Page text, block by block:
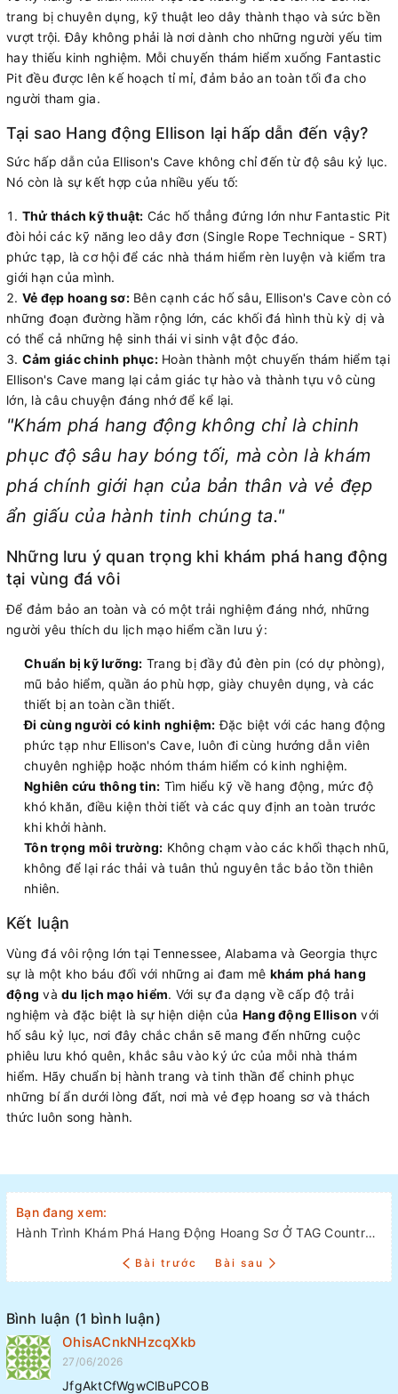
trang bị chuyên dụng, kỹ thuật leo dây thành thạo và sức bền
vượt trội. Đây không phải là nơi dành cho những người yếu tim
hay thiếu kinh nghiệm. Mỗi chuyến thám hiểm xuống Fantastic
Pit đều được lên kế hoạch tỉ mỉ, đảm bảo an toàn tối đa cho
người tham gia.
Tại sao Hang động Ellison lại hấp dẫn đến vậy?
Sức hấp dẫn của Ellison's Cave không chỉ đến từ độ sâu kỷ lục.
Nó còn là sự kết hợp của nhiều yếu tố:
Thử thách kỹ thuật: Các hố thẳng đứng lớn như Fantastic Pit
đòi hỏi các kỹ năng leo dây đơn (Single Rope Technique - SRT)
phức tạp, là cơ hội để các nhà thám hiểm rèn luyện và kiểm tra
giới hạn của mình.
Vẻ đẹp hoang sơ:Bên cạnh các hố sâu, Ellison's Cave còn có
những đoạn đường hầm rộng lớn, các khối đá hình thù kỳ dị và
có thể cả những hệ sinh thái vi sinh vật độc đáo.
Cảm giác chinh phục:Hoàn thành một chuyến thám hiểm tại
Ellison's Cave mang lại cảm giác tự hào và thành tựu vô cùng
lớn, là câu chuyện đáng nhớ để kể lại.
"Khám phá hang động không chỉ là chinh
phục độ sâu hay bóng tối, mà còn là khám
phá chính giới hạn của bản thân và vẻ đẹp
ẩn giấu của hành tinh chúng ta."
Những lưu ý quan trọng khi khám phá hang động
tại vùng đá vôi
Để đảm bảo an toàn và có một trải nghiệm đáng nhớ, những
người yêu thích du lịch mạo hiểm cần lưu ý:
Chuẩn bị kỹ lưỡng: Trang bị đầy đủ đèn pin (có dự phòng),
mũ bảo hiểm, quần áo phù hợp, giày chuyên dụng, và các
thiết bị an toàn cần thiết.
Đi cùng người có kinh nghiệm: Đặc biệt với các hang động
phức tạp như Ellison's Cave, luôn đi cùng hướng dẫn viên
chuyên nghiệp hoặc nhóm thám hiểm có kinh nghiệm.
Nghiên cứu thông tin: Tìm hiểu kỹ về hang động, mức độ
khó khăn, điều kiện thời tiết và các quy định an toàn trước
khi khởi hành.
Tôn trọng môi trường: Không chạm vào các khối thạch nhũ,
không để lại rác thải và tuân thủ nguyên tắc bảo tồn thiên
nhiên.
Kết luận
Vùng đá vôi rộng lớn tại Tennessee, Alabama và Georgia thực
sự là một kho báu đối với những ai đam mê khám phá hang
động và du lịch mạo hiểm. Với sự đa dạng về cấp độ trải
nghiệm và đặc biệt là sự hiện diện của Hang động Ellison với
hố sâu kỷ lục, nơi đây chắc chắn sẽ mang đến những cuộc
phiêu lưu khó quên, khắc sâu vào ký ức của mỗi nhà thám
hiểm. Hãy chuẩn bị hành trang và tinh thần để chinh phục
những bí ẩn dưới lòng đất, nơi mà vẻ đẹp hoang sơ và thách
thức luôn song hành.
Bạn đang xem:
Hành Trình Khám Phá Hang Động Hoang Sơ Ở TAG Country: Điểm Đến Tại Tennessee, Alabama, Georgia
Bài trước Bài sau
Bình luận (1 bình luận)
OhisACnkNHzcqXkb
27/06/2026
JfgAktCfWgwClBuPCOB